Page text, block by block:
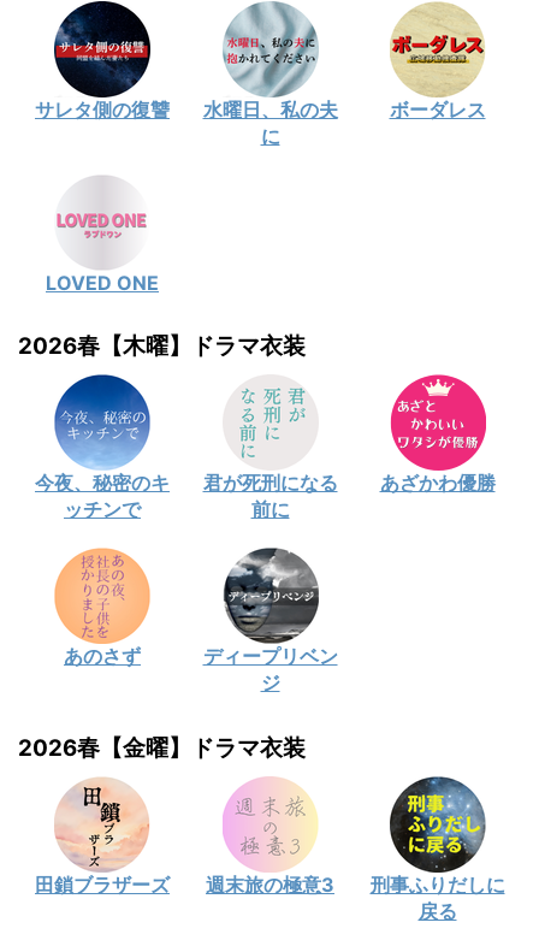
サレタ側の復讐
水曜日、私の夫
に
ボーダレス
LOVED ONE
2026春【木曜】ドラマ衣装
今夜、秘密のキ
ッチンで
君が死刑になる
前に
あざかわ優勝
あのさず
ディープリベン
ジ
2026春【金曜】ドラマ衣装
田鎖ブラザーズ 週末旅の極意3
刑事ふりだしに
戻る